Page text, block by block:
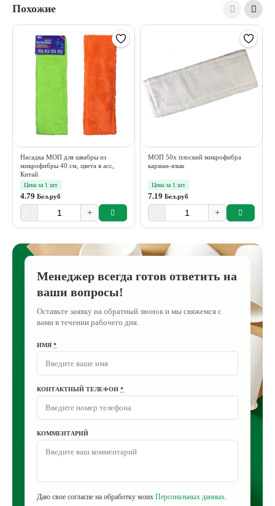
Похожие
Насадка МОП для швабры из
микрофибры 40 см, цвета в асс,
Китай
Цена за 1 шт.
4.79 Бел.руб
- +
МОП 50х плоский микрофибра
карман-язык
Цена за 1 шт.
7.19 Бел.руб
- +
Менеджер всегда готов ответить на
ваши вопросы!
Оставьте заявку на обратный звонок и мы свяжемся с
вами в течении рабочего дня.
ИМЯ *
КОНТАКТНЫЙ ТЕЛЕФОН *
КОММЕНТАРИЙ
Даю свое согласие на обработку моих Персональных данных.